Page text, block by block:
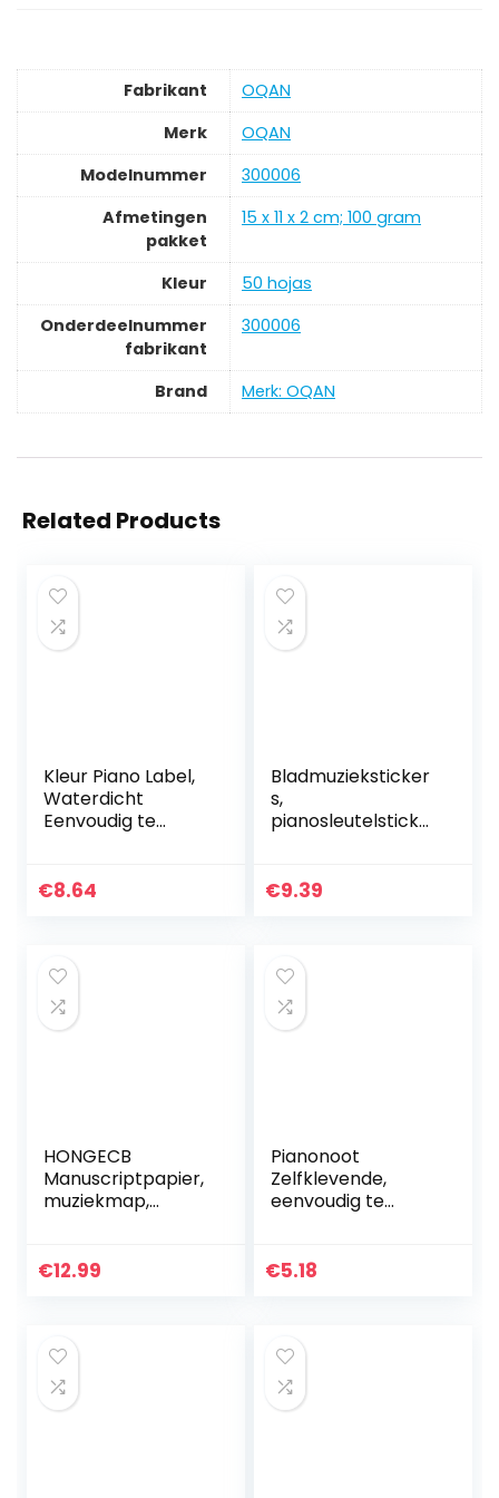
Fabrikant
‎OQAN
Merk
‎OQAN
Modelnummer
‎300006
Afmetingen
pakket
‎15 x 11 x 2 cm; 100 gram
Kleur
‎50 hojas
Onderdeelnummer
fabrikant
‎300006
Brand Merk: OQAN
Related Products
Kleur Piano Label,
Waterdicht
Eenvoudig te
Oliebestendig voor
€8.64
Bladmuzieksticker
s,
pianosleutelsticker
muziekonderwijs
€9.39
HONGECB
Manuscriptpapier,
muziekmap,
muzieksystemen
€12.99
Pianonoot
Zelfklevende,
eenvoudig te
s Transparant PVC
€5.18